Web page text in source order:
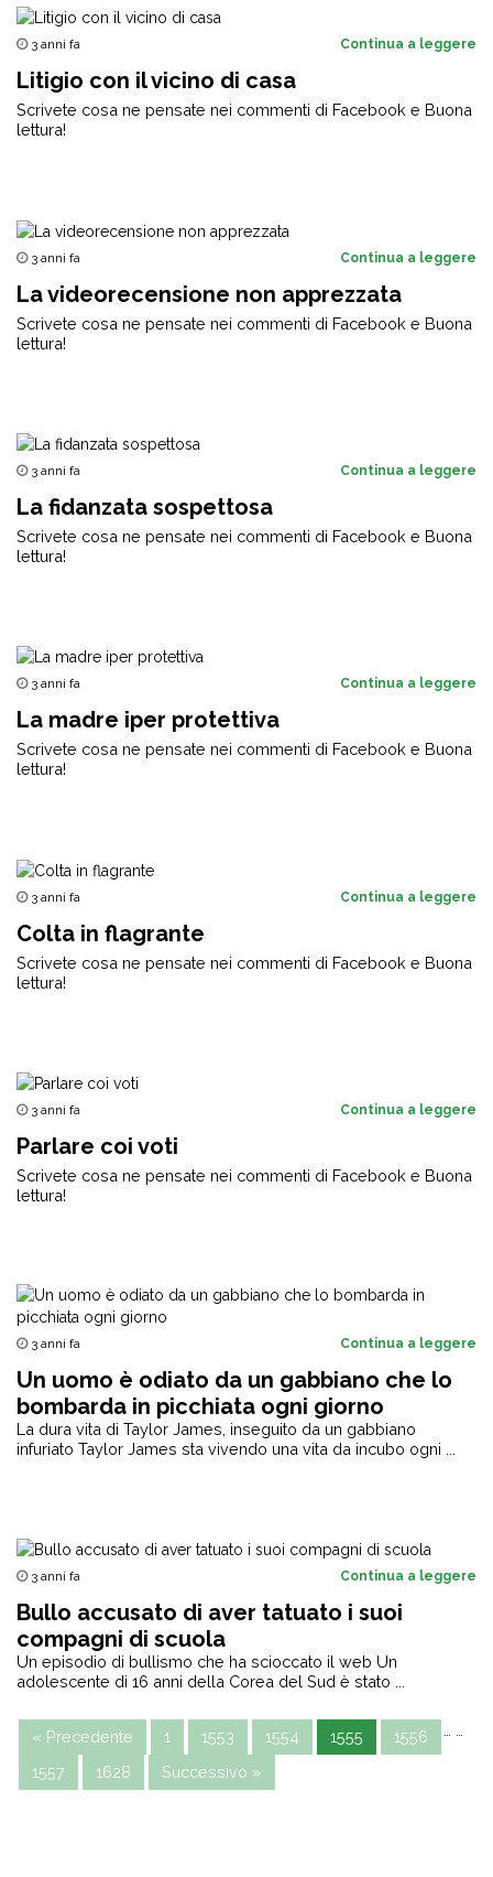
3 anni fa Continua a leggere
Litigio con il vicino di casa
Scrivete cosa ne pensate nei commenti di Facebook e Buona
lettura!
3 anni fa Continua a leggere
La videorecensione non apprezzata
Scrivete cosa ne pensate nei commenti di Facebook e Buona
lettura!
3 anni fa Continua a leggere
La fidanzata sospettosa
Scrivete cosa ne pensate nei commenti di Facebook e Buona
lettura!
3 anni fa Continua a leggere
La madre iper protettiva
Scrivete cosa ne pensate nei commenti di Facebook e Buona
lettura!
3 anni fa Continua a leggere
Colta in flagrante
Scrivete cosa ne pensate nei commenti di Facebook e Buona
lettura!
3 anni fa Continua a leggere
Parlare coi voti
Scrivete cosa ne pensate nei commenti di Facebook e Buona
lettura!
3 anni fa Continua a leggere
Un uomo è odiato da un gabbiano che lo
bombarda in picchiata ogni giorno
La dura vita di Taylor James, inseguito da un gabbiano
infuriato Taylor James sta vivendo una vita da incubo ogni ...
3 anni fa Continua a leggere
Bullo accusato di aver tatuato i suoi
compagni di scuola
Un episodio di bullismo che ha scioccato il web Un
adolescente di 16 anni della Corea del Sud è stato ...
« Precedente 1 1553 1554 1555
1556
1557
1628 Successivo »